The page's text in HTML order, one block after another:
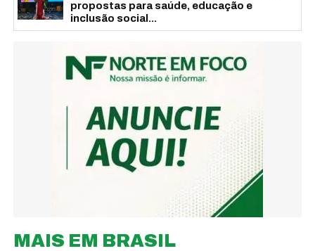
propostas para saúde, educação e
inclusão social...
MAIS EM BRASIL